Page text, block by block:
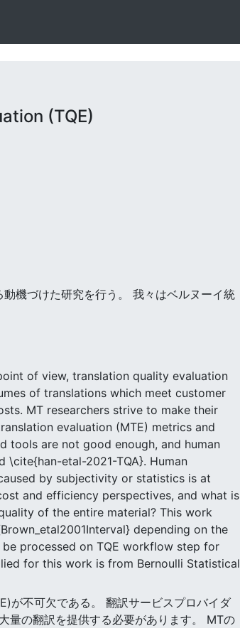
(TQE)
機づけた研究を行う。 我々はベルヌーイ統
of view, translation quality evaluation
of translations which meet customer
MT researchers strive to make their
evaluation (MTE) metrics and
tools are not good enough, and human
\cite{han-etal-2021-TQA}. Human
by subjectivity or statistics is at
and efficiency perspectives, and what is
of the entire material? This work
depending on the
processed on TQE workflow step for
for this work is from Bernoulli Statistical
が不可欠である。 翻訳サービスプロバイダ
量の翻訳を提供する必要があります。 MTの